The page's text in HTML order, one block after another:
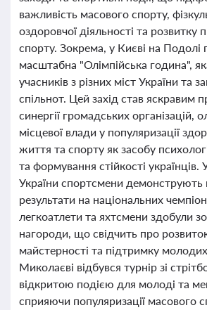
важливість масового спорту,
оздоровчої діяльності та розвитку
спорту. Зокрема, у Києві на Подолі
масштабна "Олімпійська година",
учасників з різних міст України та
спільнот. Цей захід став яскравим
синергії громадських організацій,
місцевої влади у популяризації
життя та спорту як засобу
та формування стійкості українців.
України спортсмени демонструють
результати на національних
легкоатлети та яхтсмени здобули
нагороди, що свідчить про
майстерності та підтримку
Миколаєві відбувся турнір зі
відкритою подією для молоді та
сприяючи популяризації масового